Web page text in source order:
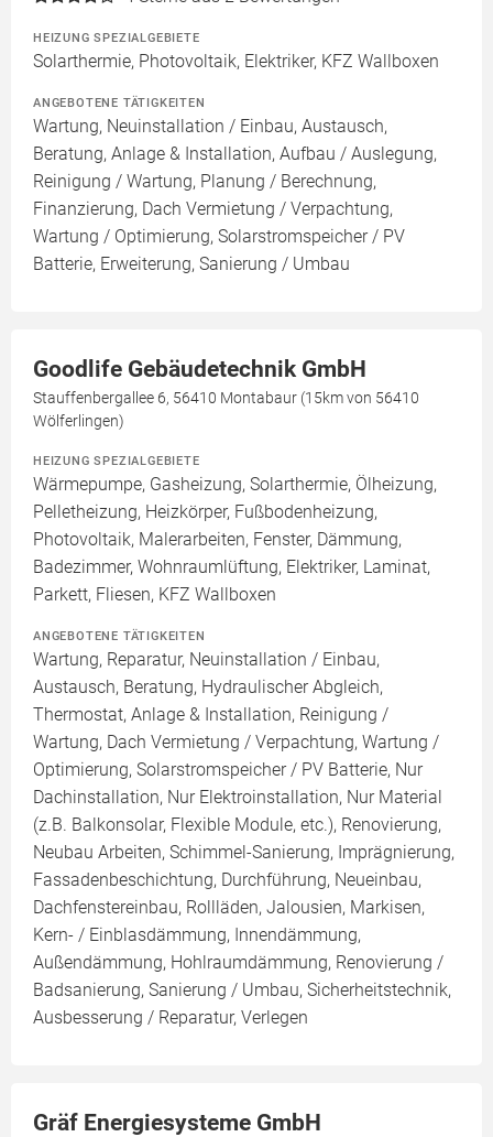
HEIZUNG SPEZIALGEBIETE
Solarthermie, Photovoltaik, Elektriker, KFZ Wallboxen
ANGEBOTENE TÄTIGKEITEN
Wartung, Neuinstallation / Einbau, Austausch,
Beratung, Anlage & Installation, Aufbau / Auslegung,
Reinigung / Wartung, Planung / Berechnung,
Finanzierung, Dach Vermietung / Verpachtung,
Wartung / Optimierung, Solarstromspeicher / PV
Batterie, Erweiterung, Sanierung / Umbau
Goodlife Gebäudetechnik GmbH
Stauffenbergallee 6, 56410 Montabaur (15km von 56410
Wölferlingen)
HEIZUNG SPEZIALGEBIETE
Wärmepumpe, Gasheizung, Solarthermie, Ölheizung,
Pelletheizung, Heizkörper, Fußbodenheizung,
Photovoltaik, Malerarbeiten, Fenster, Dämmung,
Badezimmer, Wohnraumlüftung, Elektriker, Laminat,
Parkett, Fliesen, KFZ Wallboxen
ANGEBOTENE TÄTIGKEITEN
Wartung, Reparatur, Neuinstallation / Einbau,
Austausch, Beratung, Hydraulischer Abgleich,
Thermostat, Anlage & Installation, Reinigung /
Wartung, Dach Vermietung / Verpachtung, Wartung /
Optimierung, Solarstromspeicher / PV Batterie, Nur
Dachinstallation, Nur Elektroinstallation, Nur Material
(z.B. Balkonsolar, Flexible Module, etc.), Renovierung,
Neubau Arbeiten, Schimmel-Sanierung, Imprägnierung,
Fassadenbeschichtung, Durchführung, Neueinbau,
Dachfenstereinbau, Rollläden, Jalousien, Markisen,
Kern- / Einblasdämmung, Innendämmung,
Außendämmung, Hohlraumdämmung, Renovierung /
Badsanierung, Sanierung / Umbau, Sicherheitstechnik,
Ausbesserung / Reparatur, Verlegen
Gräf Energiesysteme GmbH